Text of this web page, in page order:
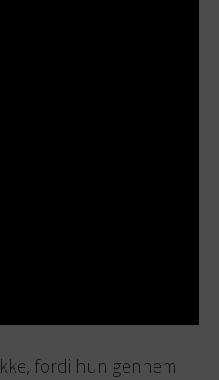
fordi hun gennem